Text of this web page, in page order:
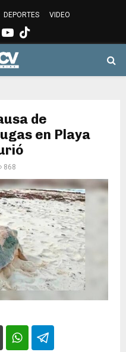
DEPORTES VIDEO
Youtube
de
en Playa
868